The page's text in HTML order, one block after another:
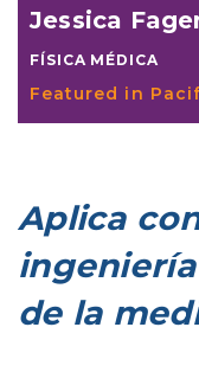
Jessica
FÍSICA MÉDICA
Featured in
Aplica
de la